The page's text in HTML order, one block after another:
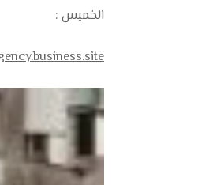
الخميس : 10 ص : 6